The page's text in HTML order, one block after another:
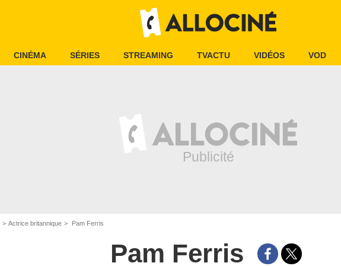
CINÉMA SÉRIES STREAMING TVACTU VIDÉOS VOD
Actrice britannique Pam Ferris
Pam Ferris